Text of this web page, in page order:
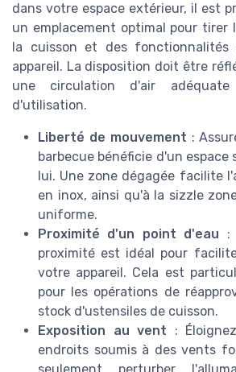
dans votre espace extérieur, il est
un emplacement optimal pour tirer
la cuisson et des fonctionnalités
appareil. La disposition doit être
une circulation d'air
d'utilisation.
Liberté de mouvement :
barbecue bénéficie d'un
lui. Une zone dégagée facilite
en inox, ainsi qu'à la sizzle
uniforme.
Proximité d'un point d'eau :
proximité est idéal pour
votre appareil. Cela est
pour les opérations de
stock d'ustensiles de cuisson.
Exposition au vent :
endroits soumis à des vents